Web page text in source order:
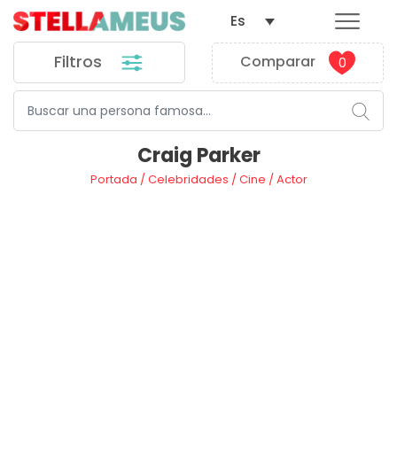
Filtros Comparar 0
Es
Craig Parker
Portada /Celebridades /Cine /Actor